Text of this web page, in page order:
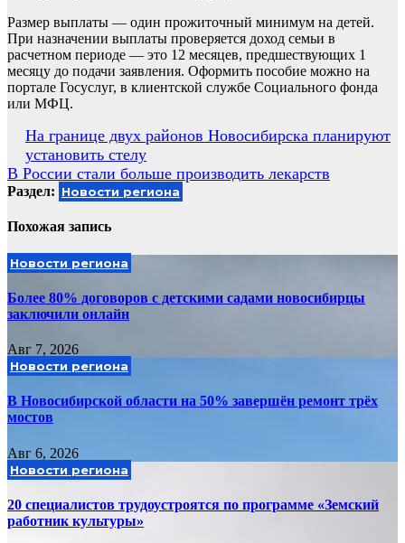
Размер выплаты — один прожиточный минимум на детей.
При назначении выплаты проверяется доход семьи в
расчетном периоде — это 12 месяцев, предшествующих 1
месяцу до подачи заявления. Оформить пособие можно на
портале Госуслуг, в клиентской службе Социального фонда
или МФЦ.
Навигация
по
записям
На границе двух районов Новосибирска планируют
установить стелу
В России стали больше производить лекарств
Раздел: Новости региона
Похожая запись
Новости региона
Более 80% договоров с детскими садами новосибирцы
заключили онлайн
Авг 7, 2026
Новости региона
В Новосибирской области на 50% завершён ремонт трёх
мостов
Авг 6, 2026
Новости региона
20 специалистов трудоустроятся по программе «Земский
работник культуры»